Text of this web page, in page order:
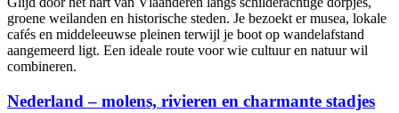
groene weilanden en historische steden. Je bezoekt er musea, lokale
cafés en middeleeuwse pleinen terwijl je boot op wandelafstand
aangemeerd ligt. Een ideale route voor wie cultuur en natuur wil
combineren.
Nederland – molens, rivieren en charmante stadjes